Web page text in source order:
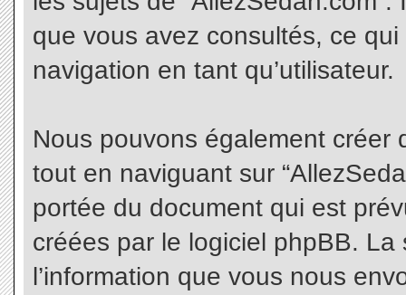
que vous avez consultés, ce
navigation en tant qu’utilisateur.
Nous pouvons également créer
tout en naviguant sur
portée du document qui est
créées par le logiciel phpBB.
l’information que vous nous